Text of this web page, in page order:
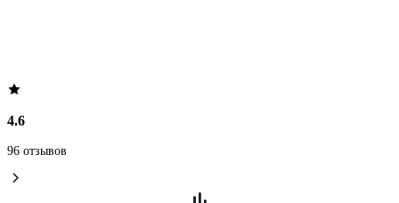
4.6
96 отзывов